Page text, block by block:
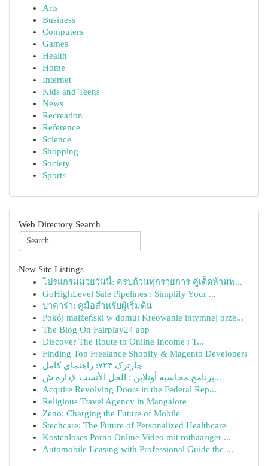
Arts
Business
Computers
Games
Health
Home
Internet
Kids and Teens
News
Recreation
Reference
Science
Shopping
Society
Sports
Web Directory Search
New Site Listings
โปรแกรมมวยวันนี้: ครบถ้วนทุกรายการ คู่เด็ดห้ามพ...
GoHighLevel Sale Pipelines : Simplify Your ...
บาคาร่า: คู่มือสำหรับผู้เริ่มต้น
Pokój małżeński w domu: Kreowanie intymnej prze...
The Blog On Fairplay24 app
Discover The Route to Online Income : T...
Finding Top Freelance Shopify & Magento Developers
چارترک ۷۲۴: راهنمای کامل
برنامج محاسبة أونلاين : الحل الأنسب لإدارة ش...
Acquire Revolving Doors in the Federal Rep...
Religious Travel Agency in Mangalore
Zeno: Charging the Future of Mobile
Stechcare: The Future of Personalized Healthcare
Kostenloses Porno Online Video mit rothaariger ...
Automobile Leasing with Professional Guide the ...